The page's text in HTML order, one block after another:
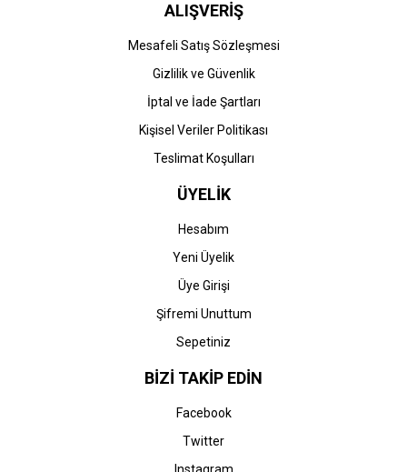
ALIŞVERİŞ
Mesafeli Satış Sözleşmesi
Gizlilik ve Güvenlik
İptal ve İade Şartları
Kişisel Veriler Politikası
Teslimat Koşulları
ÜYELİK
Hesabım
Yeni Üyelik
Üye Girişi
Şifremi Unuttum
Sepetiniz
BİZİ TAKİP EDİN
Facebook
Twitter